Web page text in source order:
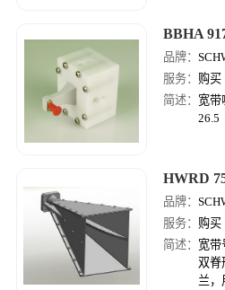
BBHA
品牌：
服务： 购买
简述： 宽带
26.5
HWRD
品牌：
服务： 购买
简述： 宽带
双脊
兰，